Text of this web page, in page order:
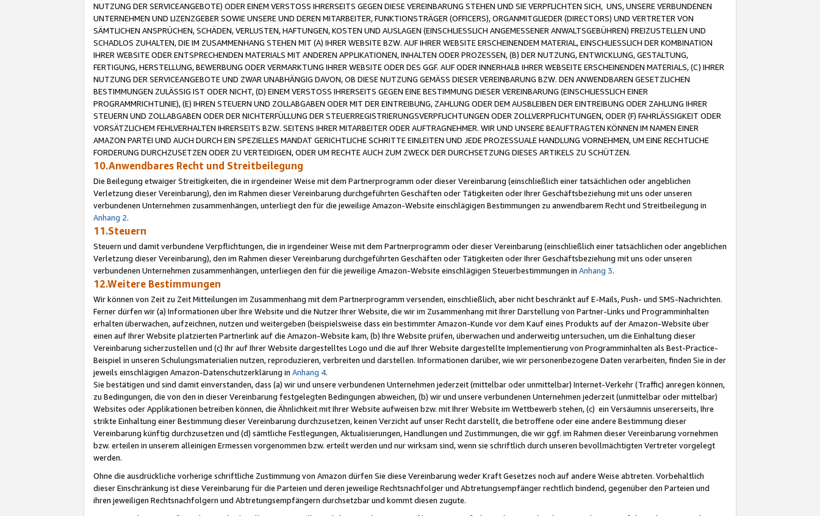
NUTZUNG DER SERVICEANGEBOTE) ODER EINEM VERSTOSS IHRERSEITS GEGEN DIESE VEREINBARUNG STEHEN UND SIE VERPFLICHTEN SICH, UNS, UNSERE VERBUNDENEN
UNTERNEHMEN UND LIZENZGEBER SOWIE UNSERE UND DEREN MITARBEITER, FUNKTIONSTRÄGER (OFFICERS), ORGANMITGLIEDER (DIRECTORS) UND VERTRETER VON
SÄMTLICHEN ANSPRÜCHEN, SCHÄDEN, VERLUSTEN, HAFTUNGEN, KOSTEN UND AUSLAGEN (EINSCHLIESSLICH ANGEMESSENER ANWALTSGEBÜHREN) FREIZUSTELLEN UND
SCHADLOS ZUHALTEN, DIE IM ZUSAMMENHANG STEHEN MIT (A) IHRER WEBSITE BZW. AUF IHRER WEBSITE ERSCHEINENDEM MATERIAL, EINSCHLIESSLICH DER KOMBINATION
IHRER WEBSITE ODER ENTSPRECHENDEN MATERIALS MIT ANDEREN APPLIKATIONEN, INHALTEN ODER PROZESSEN, (B) DER NUTZUNG, ENTWICKLUNG, GESTALTUNG,
FERTIGUNG, HERSTELLUNG, BEWERBUNG ODER VERMARKTUNG IHRER WEBSITE ODER DES GGF. AUF ODER INNERHALB IHRER WEBSEITE ERSCHEINENDEN MATERIALS, (C) IHRER
NUTZUNG DER SERVICEANGEBOTE UND ZWAR UNABHÄNGIG DAVON, OB DIESE NUTZUNG GEMÄSS DIESER VEREINBARUNG BZW. DEN ANWENDBAREN GESETZLICHEN
BESTIMMUNGEN ZULÄSSIG IST ODER NICHT, (D) EINEM VERSTOSS IHRERSEITS GEGEN EINE BESTIMMUNG DIESER VEREINBARUNG (EINSCHLIESSLICH EINER
PROGRAMMRICHTLINIE), (E) IHREN STEUERN UND ZOLLABGABEN ODER MIT DER EINTREIBUNG, ZAHLUNG ODER DEM AUSBLEIBEN DER EINTREIBUNG ODER ZAHLUNG IHRER
STEUERN UND ZOLLABGABEN ODER DER NICHTERFÜLLUNG DER STEUERREGISTRIERUNGSVERPFLICHTUNGEN ODER ZOLLVERPFLICHTUNGEN, ODER (F) FAHRLÄSSIGKEIT ODER
VORSÄTZLICHEM FEHLVERHALTEN IHRERSEITS BZW. SEITENS IHRER MITARBEITER ODER AUFTRAGNEHMER. WIR UND UNSERE BEAUFTRAGTEN KÖNNEN IM NAMEN EINER
AMAZON PARTEI UND AUCH DURCH EIN SPEZIELLES MANDAT GERICHTLICHE SCHRITTE EINLEITEN UND JEDE PROZESSUALE HANDLUNG VORNEHMEN, UM EINE RECHTLICHE
FORDERUNG DURCHZUSETZEN ODER ZU VERTEIDIGEN, ODER UM RECHTE AUCH ZUM ZWECK DER DURCHSETZUNG DIESES ARTIKELS ZU SCHÜTZEN.
10.Anwendbares Recht und Streitbeilegung
Die Beilegung etwaiger Streitigkeiten, die in irgendeiner Weise mit dem Partnerprogramm oder dieser Vereinbarung (einschließlich einer tatsächlichen oder angeblichen
Verletzung dieser Vereinbarung), den im Rahmen dieser Vereinbarung durchgeführten Geschäften oder Tätigkeiten oder Ihrer Geschäftsbeziehung mit uns oder unseren
verbundenen Unternehmen zusammenhängen, unterliegt den für die jeweilige Amazon-Website einschlägigen Bestimmungen zu anwendbarem Recht und Streitbeilegung in
Anhang 2.
11.Steuern
Steuern und damit verbundene Verpflichtungen, die in irgendeiner Weise mit dem Partnerprogramm oder dieser Vereinbarung (einschließlich einer tatsächlichen oder angeblichen
Verletzung dieser Vereinbarung), den im Rahmen dieser Vereinbarung durchgeführten Geschäften oder Tätigkeiten oder Ihrer Geschäftsbeziehung mit uns oder unseren
verbundenen Unternehmen zusammenhängen, unterliegen den für die jeweilige Amazon-Website einschlägigen Steuerbestimmungen in Anhang 3.
12.Weitere Bestimmungen
Wir können von Zeit zu Zeit Mitteilungen im Zusammenhang mit dem Partnerprogramm versenden, einschließlich, aber nicht beschränkt auf E-Mails, Push- und SMS-Nachrichten.
Ferner dürfen wir (a) Informationen über Ihre Website und die Nutzer Ihrer Website, die wir im Zusammenhang mit Ihrer Darstellung von Partner-Links und Programminhalten
erhalten überwachen, aufzeichnen, nutzen und weitergeben (beispielsweise dass ein bestimmter Amazon-Kunde vor dem Kauf eines Produkts auf der Amazon-Website über
einen auf Ihrer Website platzierten Partnerlink auf die Amazon-Website kam, (b) Ihre Website prüfen, überwachen und anderweitig untersuchen, um die Einhaltung dieser
Vereinbarung sicherzustellen und (c) Ihr auf Ihrer Website dargestelltes Logo und die auf Ihrer Website dargestellte Implementierung von Programminhalten als Best-Practice-
Beispiel in unseren Schulungsmaterialien nutzen, reproduzieren, verbreiten und darstellen. Informationen darüber, wie wir personenbezogene Daten verarbeiten, finden Sie in der
jeweils einschlägigen Amazon-Datenschutzerklärung in Anhang 4.
Sie bestätigen und sind damit einverstanden, dass (a) wir und unsere verbundenen Unternehmen jederzeit (mittelbar oder unmittelbar) Internet-Verkehr (Traffic) anregen können,
zu Bedingungen, die von den in dieser Vereinbarung festgelegten Bedingungen abweichen, (b) wir und unsere verbundenen Unternehmen jederzeit (unmittelbar oder mittelbar)
Websites oder Applikationen betreiben können, die Ähnlichkeit mit Ihrer Website aufweisen bzw. mit Ihrer Website im Wettbewerb stehen, (c) ein Versäumnis unsererseits, Ihre
strikte Einhaltung einer Bestimmung dieser Vereinbarung durchzusetzen, keinen Verzicht auf unser Recht darstellt, die betroffene oder eine andere Bestimmung dieser
Vereinbarung künftig durchzusetzen und (d) sämtliche Festlegungen, Aktualisierungen, Handlungen und Zustimmungen, die wir ggf. im Rahmen dieser Vereinbarung vornehmen
bzw. erteilen in unserem alleinigen Ermessen vorgenommen bzw. erteilt werden und nur wirksam sind, wenn sie schriftlich durch unseren bevollmächtigten Vertreter vorgelegt
werden.
Ohne die ausdrückliche vorherige schriftliche Zustimmung von Amazon dürfen Sie diese Vereinbarung weder Kraft Gesetzes noch auf andere Weise abtreten. Vorbehaltlich
dieser Einschränkung ist diese Vereinbarung für die Parteien und deren jeweilige Rechtsnachfolger und Abtretungsempfänger rechtlich bindend, gegenüber den Parteien und
ihren jeweiligen Rechtsnachfolgern und Abtretungsempfängern durchsetzbar und kommt diesen zugute.